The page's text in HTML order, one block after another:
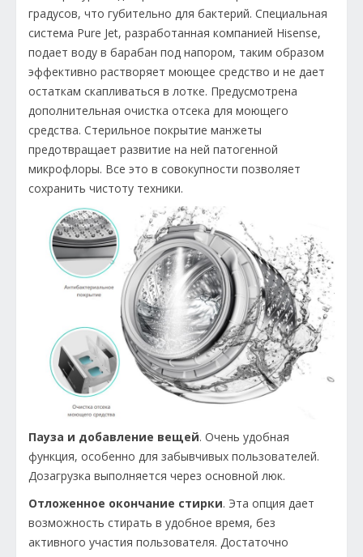
градусов, что губительно для бактерий. Специальная
система Pure Jet, разработанная компанией Hisense,
подает воду в барабан под напором, таким образом
эффективно растворяет моющее средство и не дает
остаткам скапливаться в лотке. Предусмотрена
дополнительная очистка отсека для моющего
средства. Стерильное покрытие манжеты
предотвращает развитие на ней патогенной
микрофлоры. Все это в совокупности позволяет
сохранить чистоту техники.
Пауза и добавление вещей. Очень удобная
функция, особенно для забывчивых пользователей.
Дозагрузка выполняется через основной люк.
Отложенное окончание стирки. Эта опция дает
возможность стирать в удобное время, без
активного участия пользователя. Достаточно